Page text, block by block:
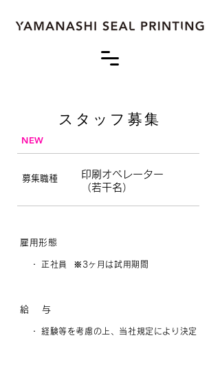
スタッフ募集
NEW
​募集職種
印刷オペレーター
（若干名）
雇用形態
・ 正社員 ※3ヶ月は試用期間
給 与
・ 経験等を考慮の上、当社規定により決定